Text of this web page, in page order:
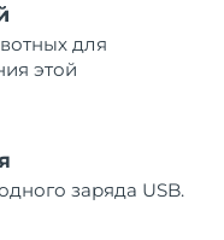
для
этой
заряда USB.